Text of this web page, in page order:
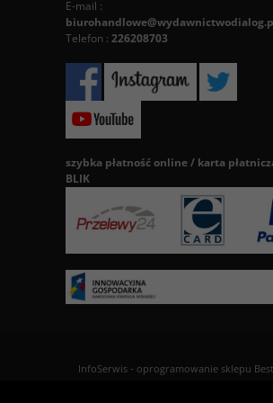
E-mail :
Telefon : 226208703
szybka płatność online / karta
BLIK
InfoSerwis - oprogramowanie sklepu